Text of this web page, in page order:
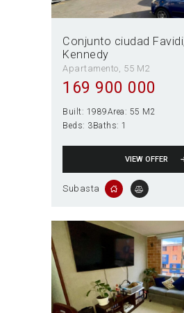
Conjunto ciudad Favidi
Kennedy
Apartamento 55 M2
169 900 000
Built: 1989Area: 55 M2
Beds: 3Baths: 1
VIEW OFFER
Subasta